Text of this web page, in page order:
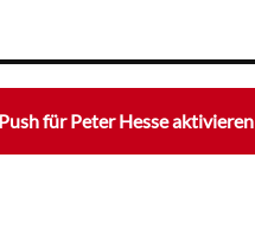
für Peter Hesse aktivieren